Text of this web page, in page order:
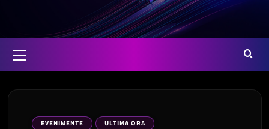
Menu
EVENIMENTE ULTIMA ORA